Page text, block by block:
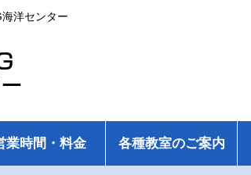
洋センター
業時間・料金 各種教室のご案内